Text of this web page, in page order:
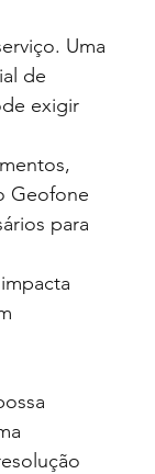
Uma
de
exigir
Geofone
para